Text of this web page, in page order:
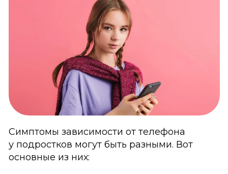
Симптомы зависимости от телефона
у подростков могут быть разными. Вот
основные из них: